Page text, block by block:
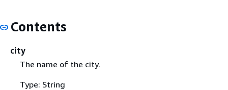
Contents
city
The name of the city.
Type: String